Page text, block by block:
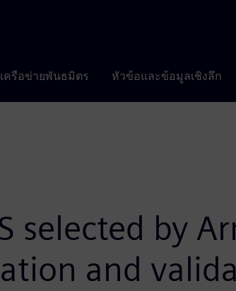
เครือข่ายพันธมิตร หัวข้อและข้อมูลเชิงลึก
selected by
and